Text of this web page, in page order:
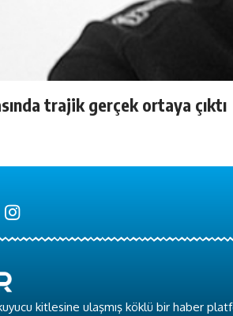
trajik gerçek ortaya çıktı
kitlesine ulaşmış köklü bir haber